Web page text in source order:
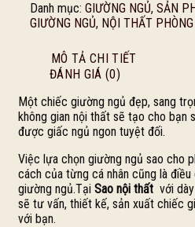
Danh mục: GIƯỜNG NGỦ, SẢN
GIƯỜNG NGỦ, NỘI THẤT PHÒNG
MÔ TẢ CHI TIẾT
ĐÁNH GIÁ (0)
Một chiếc giường ngủ đẹp, sang
không gian nội thất sẽ tạo cho bạn
được giấc ngủ ngon tuyệt đối.
Việc lựa chọn giường ngủ sao cho
cách của từng cá nhân cũng là
giường ngủ.Tại Sao nội thất với
sẽ tư vấn, thiết kế, sản xuất chiếc
với bạn.